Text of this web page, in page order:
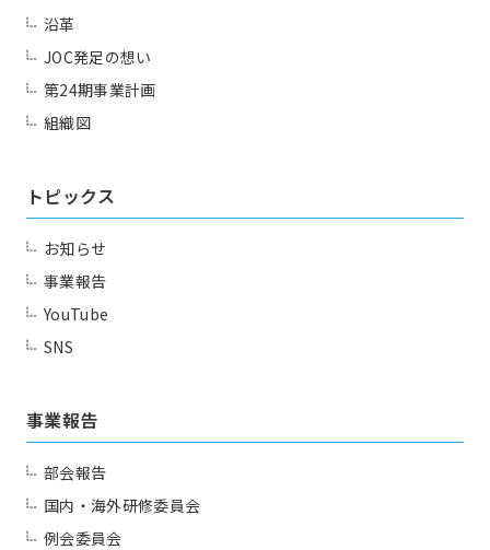
沿革
JOC発足の想い
第24期事業計画
組織図
トピックス
お知らせ
事業報告
YouTube
SNS
事業報告
部会報告
国内・海外研修委員会
例会委員会